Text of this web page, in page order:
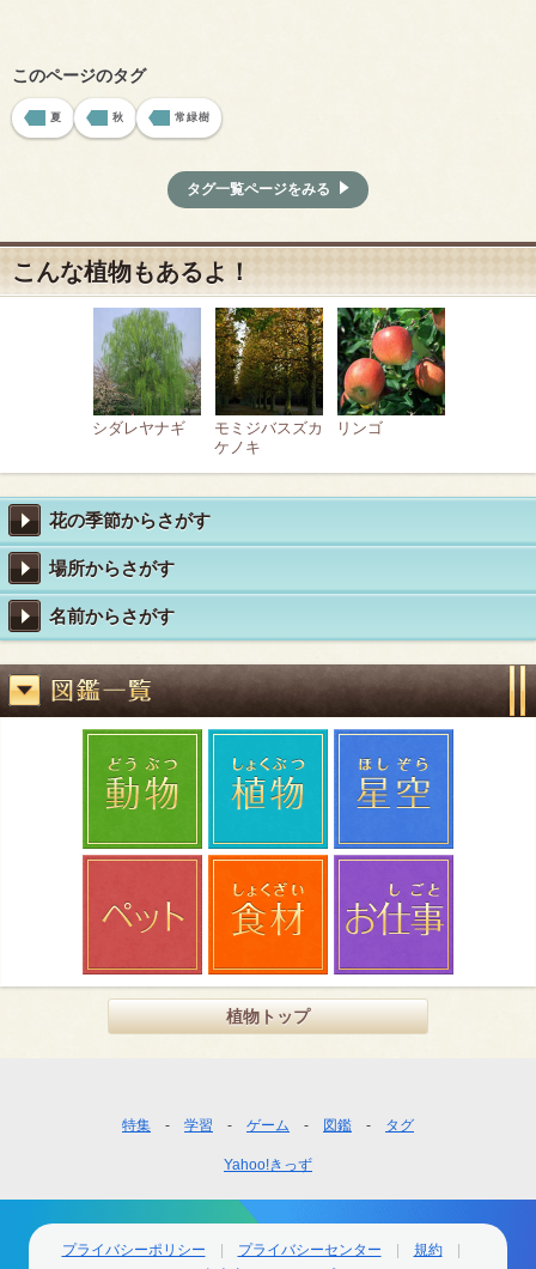
このページのタグ
夏 秋 常緑樹
タグ一覧ページをみる
こんな植物もあるよ！
シダレヤナギ
モミジバスズカ
ケノキ
リンゴ
花の季節からさがす
場所からさがす
名前からさがす
植物トップ
ー
ナ
ビ
特集 学習 ゲーム 図鑑 タグ
Yahoo!きっず
プライバシーポリシー プライバシーセンター
規約